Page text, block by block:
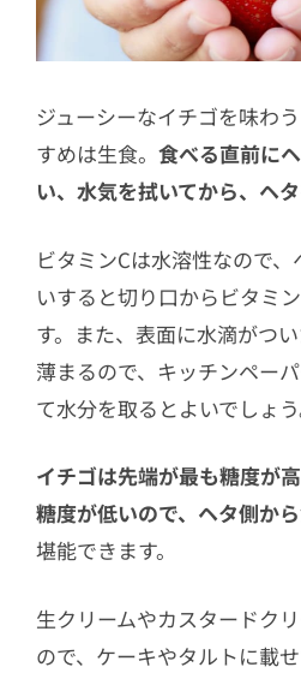
ジューシーなイチゴを味わ
すめは生食。 食べる直前に
い、水気を拭いてから、ヘ
ビタミンCは水溶性なので
いすると切り口からビタミ
す。また、表面に水滴がつ
薄まるので、キッチンペー
て水分を取るとよいでしょう
イチゴは先端が最も糖度が
糖度が低いので、ヘタ側か
堪能できます。
生クリームやカスタードク
ので、ケーキやタルトに載